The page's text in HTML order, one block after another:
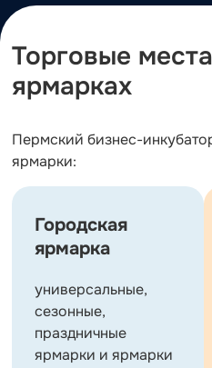
Торговые
ярмарках
Пермский бизнес-
ярмарки:
Городская
ярмарка
универсальные,
сезонные,
праздничные
ярмарки и ярмарки